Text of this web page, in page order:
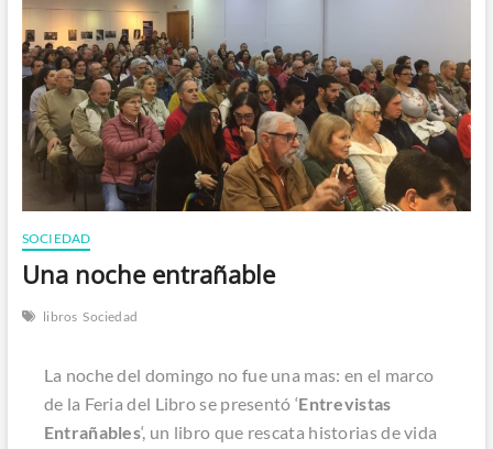
SOCIEDAD
Una noche entrañable
libros Sociedad
La noche del domingo no fue una mas: en el marco
de la Feria del Libro se presentó ‘Entrevistas
Entrañables‘, un libro que rescata historias de vida